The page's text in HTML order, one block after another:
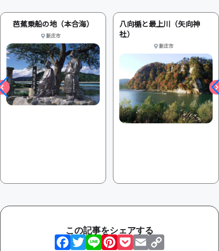
芭蕉乗船の地（本合海）
新庄市
八向楯と最上川（矢向神
社）
新庄市
この記事をシェアする
Facebook
Twitter
LinePinterest
Pocket
Email